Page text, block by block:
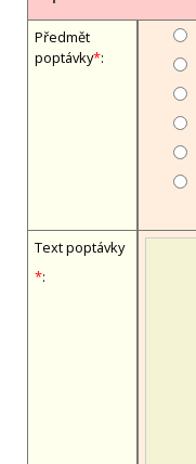
Předmět
poptávky*:
Text poptávky
*: